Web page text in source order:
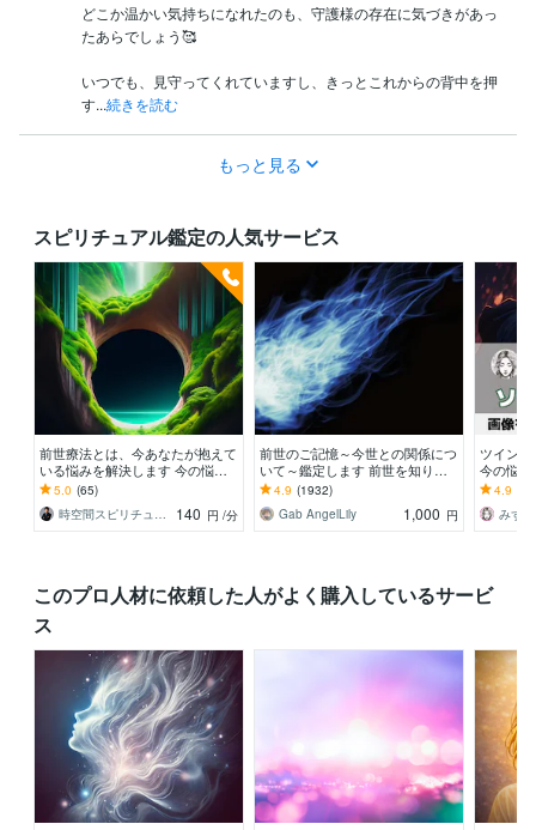
どこか温かい気持ちになれたのも、守護様の存在に気づきがあっ
たあらでしょう🥰
いつでも、見守ってくれていますし、きっとこれからの背中を押
す...続きを読む
もっと見る
スピリチュアル鑑定の人気サービス
前世療法とは、今あなたが抱えて
いる悩みを解決します 今の悩み
の原因が過去世にある場合が多く
あります！
5.0 (65)
時空間スピリチュアリスト清龍
140 円 /分
前世のご記憶～今世との関係につ
いて～鑑定します 前世を知り、
前世で果たせなかったことを達成
させませんか。
4.9 (1932)
Gab AngelLily
1,000 円
ツイン
今の悩
イ・ツ
ト、今
4.9
みず
このプロ人材に依頼した人がよく購入しているサービ
ス